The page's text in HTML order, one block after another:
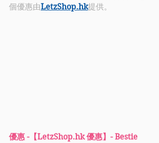
個優惠由LetzShop.hk提供。
優惠 -【LetzShop.hk 優惠】- Bestie